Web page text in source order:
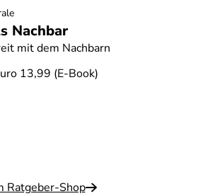
Nachbar
mit dem Nachbarn
13,99 (E-Book)
Ratgeber-Shop